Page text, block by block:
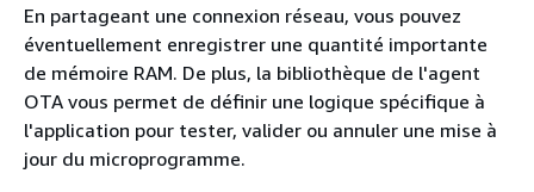
En partageant une connexion réseau, vous pouvez
éventuellement enregistrer une quantité importante
de mémoire RAM. De plus, la bibliothèque de l'agent
OTA vous permet de définir une logique spécifique à
l'application pour tester, valider ou annuler une mise à
jour du microprogramme.